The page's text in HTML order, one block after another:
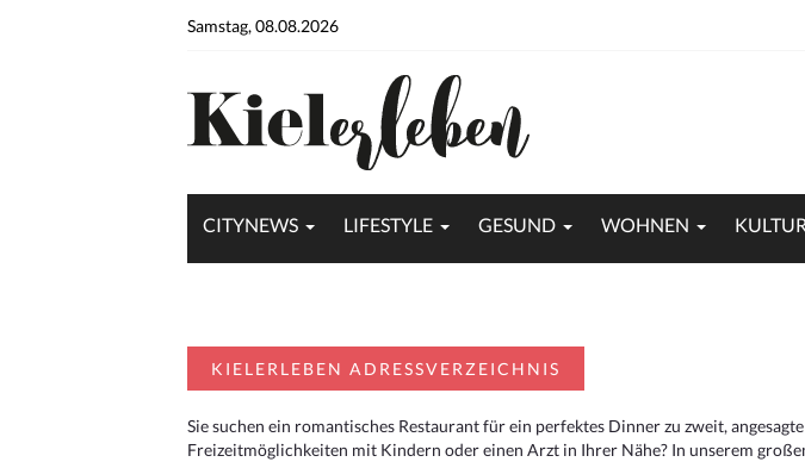
Samstag, 08.08.2026
CITYNEWS LIFESTYLE GESUND WOHNEN KULTUR
KIELERLEBEN ADRESSVERZEICHNIS
Sie suchen ein romantisches Restaurant für ein perfektes Dinner zu zweit,
Freizeitmöglichkeiten mit Kindern oder einen Arzt in Ihrer Nähe? In unserem